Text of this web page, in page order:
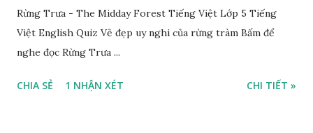
Rừng Trưa - The Midday Forest Tiếng Việt Lớp 5 Tiếng
Việt English Quiz Vẻ đẹp uy nghi của rừng tràm Bấm để
nghe đọc Rừng Trưa ...
CHIA SẺ 1 NHẬN XÉT CHI TIẾT »